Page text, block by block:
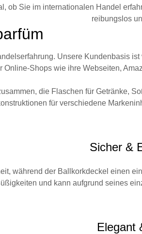
ob Sie im internationalen Handel
reibungslos
Unsere Kundenbasis
Shops wie ihre Webseiten,
die Flaschen für Getränke,
für verschiedene
Sicher &
während der Ballkorkdeckel einen
und kann aufgrund seines
Elegant